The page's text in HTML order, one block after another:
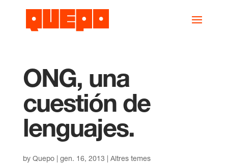
ONG, una
cuestión de
lenguajes.
by Quepo| gen. 16, 2013 Altres temes